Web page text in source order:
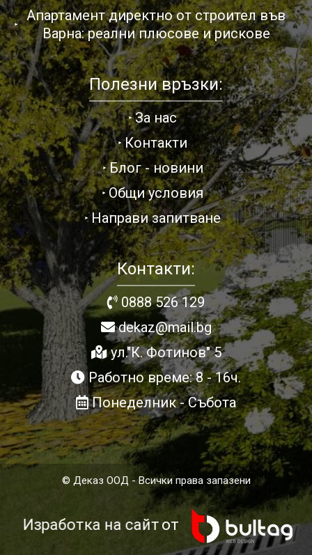
Апартамент директно от строител във
Варна: реални плюсове и рискове
Полезни връзки:
За нас
Контакти
Блог - новини
Общи условия
Направи запитване
Контакти:
0888 526 129
dekaz@mail.bg
ул."К. Фотинов" 5
Работно време: 8 - 16ч.
Понеделник - Събота
© Деказ ООД - Всички права запазени
Изработка на сайтот